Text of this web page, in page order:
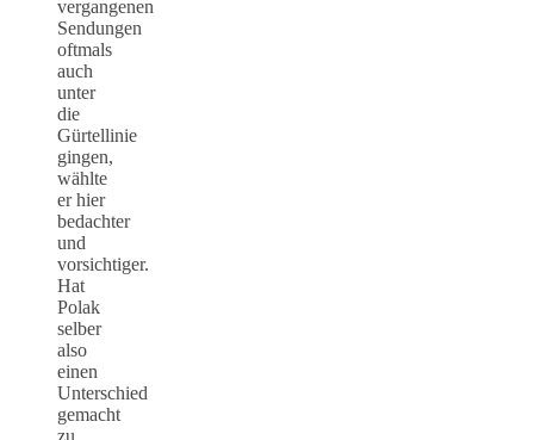
vergangenen
Sendungen
oftmals
auch
unter
die
Gürtellinie
gingen,
wählte
er hier
bedachter
und
vorsichtiger.
Hat
Polak
selber
also
einen
Unterschied
gemacht
zu